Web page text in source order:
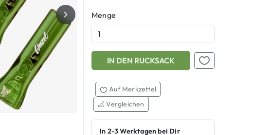
Menge
IN DEN RUCKSACK
Add this product to your shopping cart
Auf Merkzettel setzen
Auf Merkzettel
Vergleichen
In 2-3 Werktagen bei Dir